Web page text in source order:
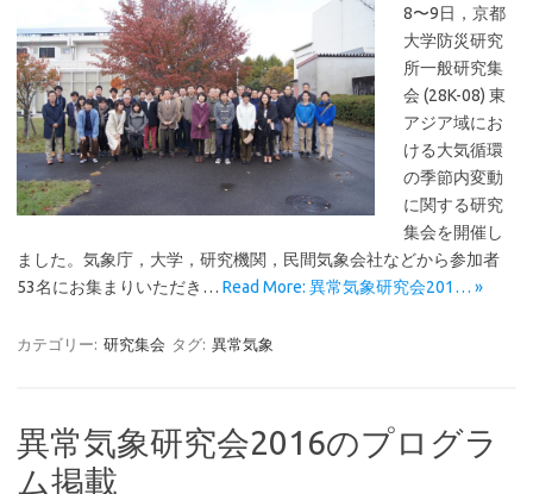
8〜9日，京都
大学防災研究
所一般研究集
会 (28K-08) 東
アジア域にお
ける大気循環
の季節内変動
に関する研究
集会を開催し
ました。気象庁，大学，研究機関，民間気象会社などから参加者
53名にお集まりいただき… Read More: 異常気象研究会201… »
カテゴリー: 研究集会 タグ: 異常気象
異常気象研究会2016のプログラ
ム掲載